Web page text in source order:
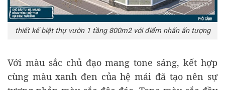
thiết kế biệt thự vườn 1 tầng 800m2 với điểm nhấn ấn tượng
Với màu sắc chủ đạo mang tone sáng, kết hợp
cùng màu xanh đen của hệ mái đã tạo nên sự